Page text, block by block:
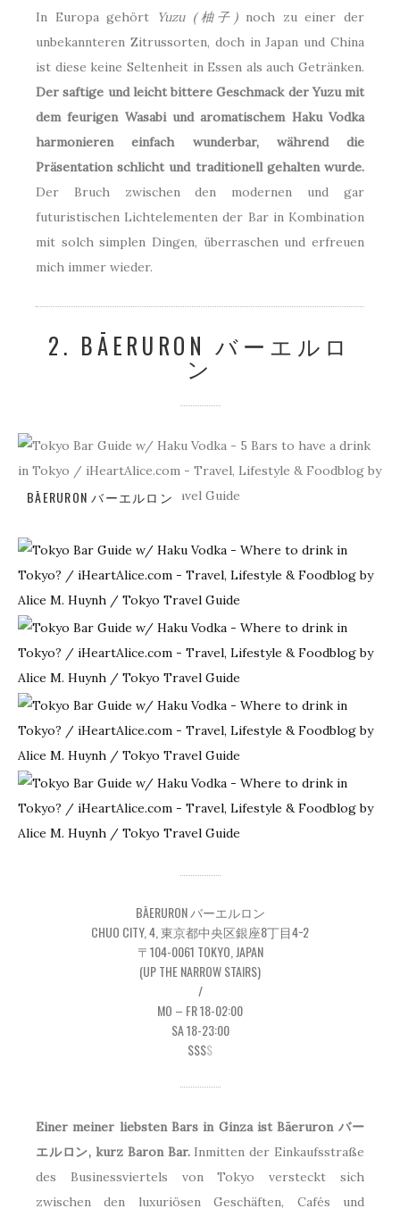
In Europa gehört Yuzu (柚子)noch zu einer der
unbekannteren Zitrussorten, doch in Japan und China
ist diese keine Seltenheit in Essen als auch Getränken.
Der saftige und leicht bittere Geschmack der Yuzu mit
dem feurigen Wasabi und aromatischem Haku Vodka
harmonieren einfach wunderbar, während die
Präsentation schlicht und traditionell gehalten wurde.
Der Bruch zwischen den modernen und gar
futuristischen Lichtelementen der Bar in Kombination
mit solch simplen Dingen, überraschen und erfreuen
mich immer wieder.
2. BĀERURON バーエルロ
ン
BĀERURON バーエルロン
BĀERURON バーエルロン
CHUO CITY, 4, 東京都中央区銀座8丁目4−2
〒104-0061 TOKYO, JAPAN
(UP THE NARROW STAIRS)
/
MO – FR 18-02:00
SA 18-23:00
$$$$
Einer meiner liebsten Bars in Ginza ist Bāeruron バー
エルロン, kurz Baron Bar. Inmitten der Einkaufsstraße
des Businessviertels von Tokyo versteckt sich
zwischen den luxuriösen Geschäften, Cafés und